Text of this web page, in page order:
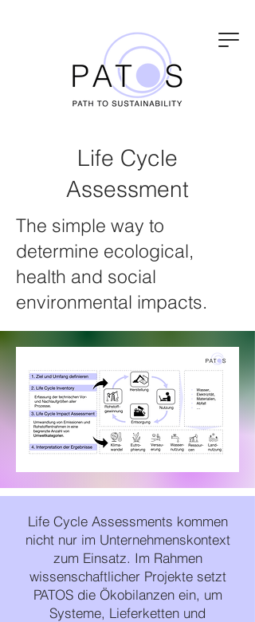
Life Cycle
Assessment
The simple way to
determine ecological,
health and social
environmental impacts.
Life Cycle Assessments kommen
nicht nur im Unternehmenskontext
zum Einsatz. Im Rahmen
wissenschaftlicher Projekte setzt
PATOS die Ökobilanzen ein, um
Systeme, Lieferketten und